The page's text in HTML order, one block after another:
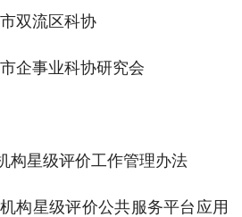
双流区科协
企事业科协研究会
构星级评价工作管理办法
构星级评价公共服务平台应用